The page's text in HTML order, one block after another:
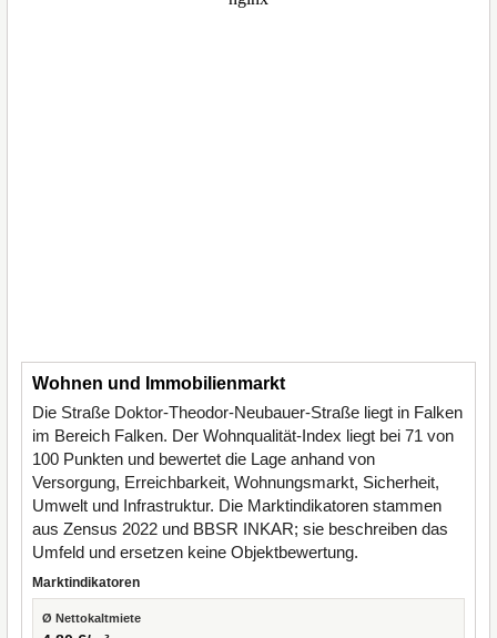
Wohnen und Immobilienmarkt
Die Straße Doktor-Theodor-Neubauer-Straße liegt in Falken
im Bereich Falken. Der Wohnqualität-Index liegt bei 71 von
100 Punkten und bewertet die Lage anhand von
Versorgung, Erreichbarkeit, Wohnungsmarkt, Sicherheit,
Umwelt und Infrastruktur. Die Marktindikatoren stammen
aus Zensus 2022 und BBSR INKAR; sie beschreiben das
Umfeld und ersetzen keine Objektbewertung.
Marktindikatoren
Ø Nettokaltmiete